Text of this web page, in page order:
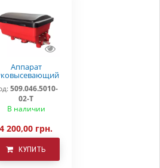
Аппарат
02-Т
509.046.5010-
02-Т
В наличии
4 200,00 грн.
КУПИТЬ